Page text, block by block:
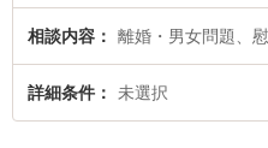
相談内容 離婚・男女問題、
詳細条件 未選択